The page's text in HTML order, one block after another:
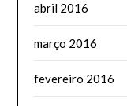
abril 2016
março 2016
fevereiro 2016